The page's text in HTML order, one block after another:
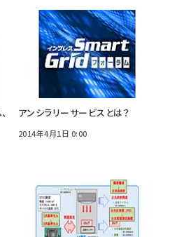
アンシラリーサービスとは？
2014年4月1日 0:00